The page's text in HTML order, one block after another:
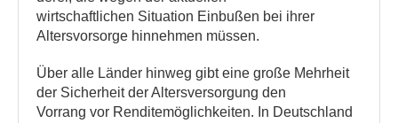
wirtschaftlichen Situation Einbußen bei ihrer
Altersvorsorge hinnehmen müssen.
Über alle Länder hinweg gibt eine große Mehrheit
der Sicherheit der Altersversorgung den
Vorrang vor Renditemöglichkeiten. In Deutschland